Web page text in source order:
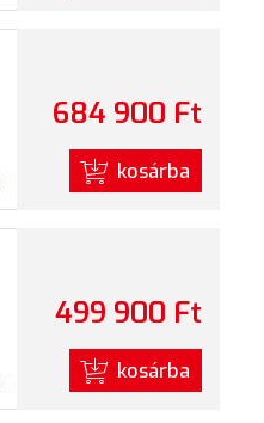
684 900 Ft
kosárba
499 900 Ft
kosárba